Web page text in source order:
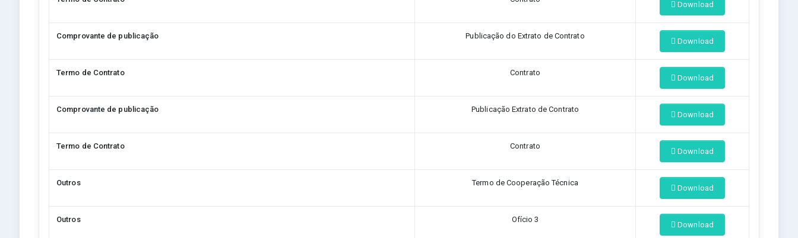
Download
Comprovante de publicação Publicação do Extrato de Contrato
Download
Termo de Contrato Contrato
Download
Comprovante de publicação Publicação Extrato de Contrato
Download
Termo de Contrato Contrato
Download
Outros Termo de Cooperação Técnica
Download
Outros Ofício 3
Download